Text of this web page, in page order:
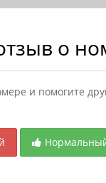
отзыв о
и помогите